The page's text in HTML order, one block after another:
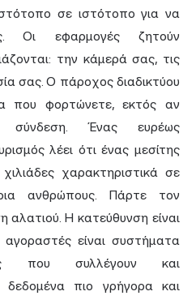
σε ιστότοπο για να
Οι εφαρμογές ζητούν
την κάμερά σας, τις
σας. Ο πάροχος διαδικτύου
που φορτώνετε, εκτός αν
σύνδεση. Ένας ευρέως
λέει ότι ένας μεσίτης
χαρακτηριστικά σε
ανθρώπους. Πάρτε τον
αλατιού. Η κατεύθυνση είναι
αγοραστές είναι συστήματα
που συλλέγουν και
δεδομένα πιο γρήγορα και